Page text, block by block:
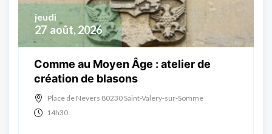
27 août, 2026
jeudi
Comme au Moyen Âge : atelier de
création de blasons
Place de Nevers 80230 Saint-Valery-sur-Somme
14h30